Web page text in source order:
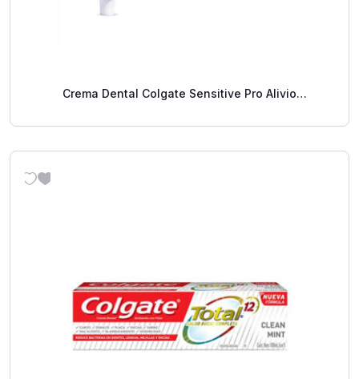
Crema Dental Colgate Sensitive Pro Alivio